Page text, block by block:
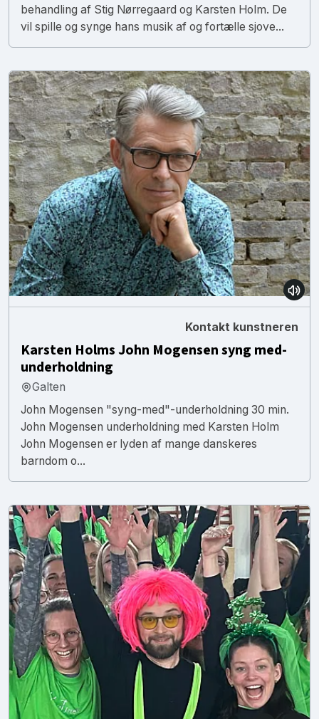
behandling af Stig Nørregaard og Karsten Holm. De
vil spille og synge hans musik af og fortælle sjove...
Kontakt kunstneren
Karsten Holms John Mogensen syng med-
underholdning
Galten
John Mogensen "syng-med"-underholdning 30 min.
John Mogensen underholdning med Karsten Holm
John Mogensen er lyden af mange danskeres
barndom o...